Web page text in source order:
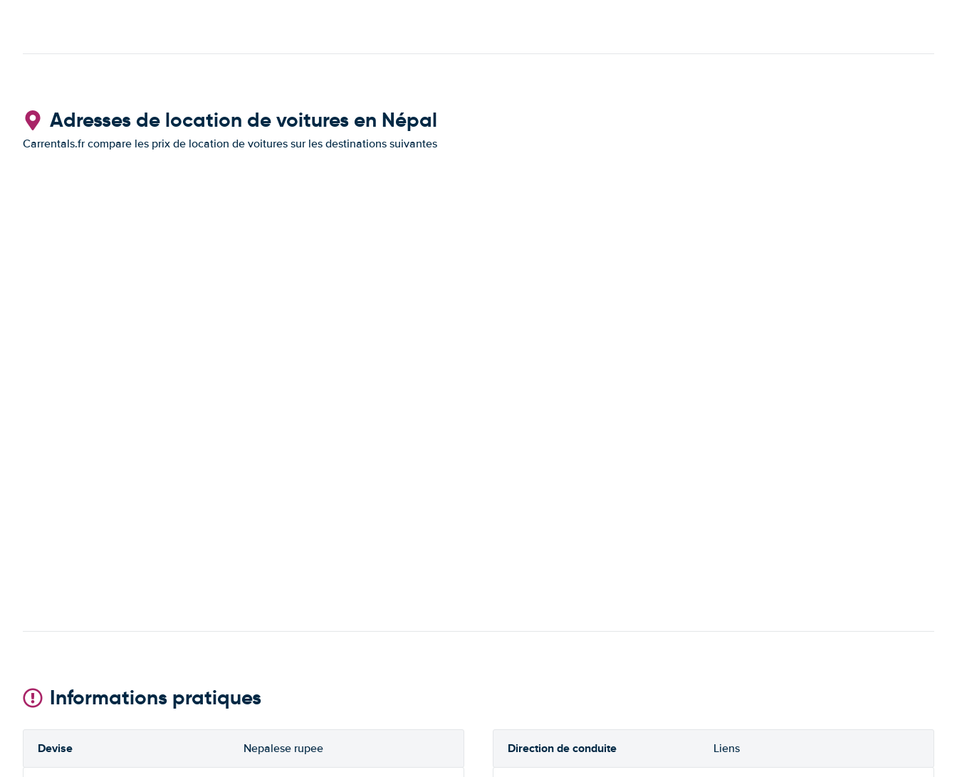
Adresses de location de voitures en Népal
Carrentals.fr compare les prix de location de voitures sur les destinations suivantes
Informations pratiques
Devise Nepalese rupee Direction de conduite Liens